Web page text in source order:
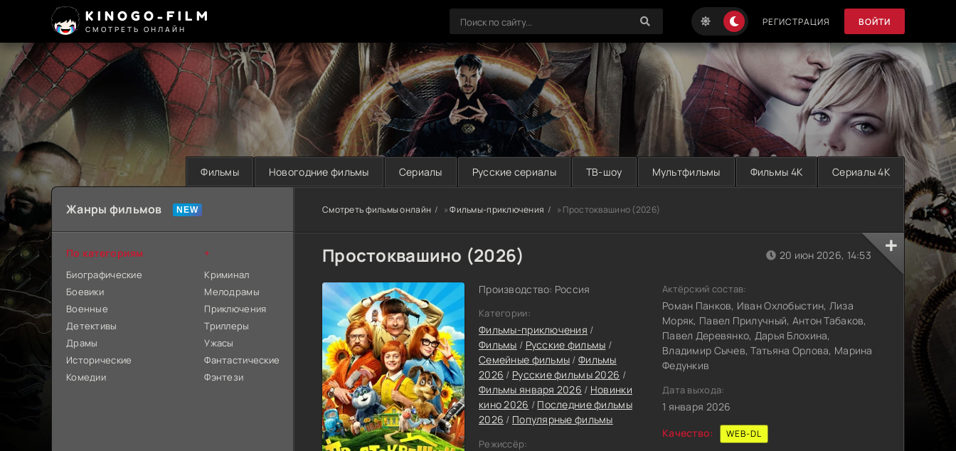
KINOGO-FILM
СМОТРЕТЬ ОНЛАЙН
РЕГИСТРАЦИЯ ВОЙТИ
Фильмы Новогодние фильмы Сериалы Русские сериалы ТВ-шоу Мультфильмы Фильмы 4K Сериалы 4K
Смотреть фильмы онлайн »Фильмы-приключения » Простоквашино (2026)
Простоквашино (2026)
Производство: Россия
Категории:
Фильмы-приключения /
Фильмы / Русские фильмы /
Семейные фильмы /Фильмы
2026 / Русские фильмы 2026 /
Фильмы января 2026 / Новинки
кино 2026 / Последние фильмы
2026 / Популярные фильмы
Режиссёр:
20 июн 2026, 14:53
Актёрский состав:
Роман Панков, Иван Охлобыстин, Лиза
Моряк, Павел Прилучный, Антон Табаков,
Павел Деревянко, Дарья Блохина,
Владимир Сычев, Татьяна Орлова, Марина
Федункив
Дата выхода:
1 января 2026
Качество:
WEB-DL
Жанры фильмов
По категориям
Биографические
Боевики
Военные
Детективы
Драмы
Исторические
Комедии
+
Криминал
Мелодрамы
Приключения
Триллеры
Ужасы
Фантастические
Фэнтези